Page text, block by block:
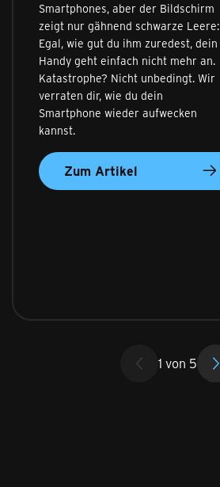
Smartphones, aber der Bildschirm
zeigt nur gähnend schwarze Leere:
Egal, wie gut du ihm zuredest, dein
Handy geht einfach nicht mehr an.
Katastrophe? Nicht unbedingt. Wir
verraten dir, wie du dein
Smartphone wieder aufwecken
kannst.
Zum Artikel
1 von 5